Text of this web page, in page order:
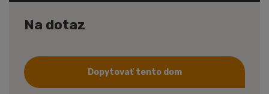
Na dotaz
Dopytovať tento dom